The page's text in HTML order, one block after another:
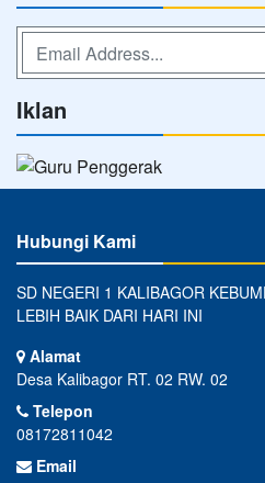
Iklan
Hubungi Kami
SD NEGERI 1 KALIBAGOR
LEBIH BAIK DARI HARI INI
Alamat
Desa Kalibagor RT. 02 RW. 02
Telepon
08172811042
Email